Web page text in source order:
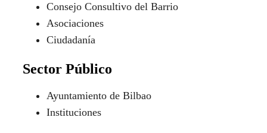
Consejo Consultivo del Barrio
Asociaciones
Ciudadanía
Sector Público
Ayuntamiento de Bilbao
Instituciones